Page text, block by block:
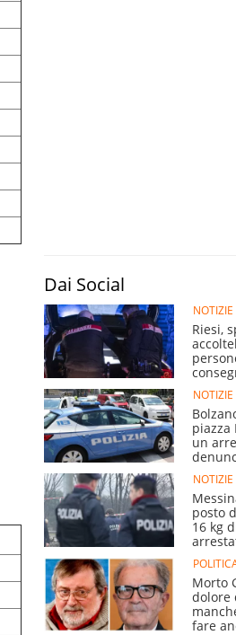
Dai Social
Riesi,
piazza
un
posto
16 kg
Morto
dolore
fare